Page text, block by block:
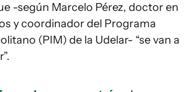
-según Marcelo Pérez, doctor en
y coordinador del Programa
(PIM) de la Udelar- “se van a